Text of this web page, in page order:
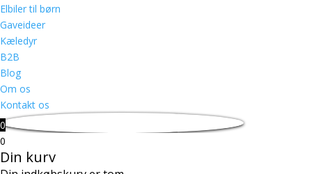
Elbiler til børn
Gaveideer
Kæledyr
B2B
Blog
Om os
Kontakt os
0
0
Din kurv